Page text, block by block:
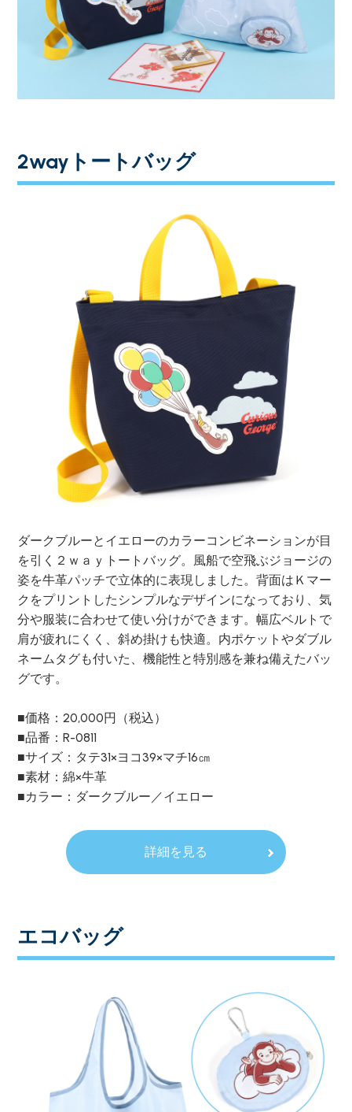
2wayトートバッグ
ダークブルーとイエローのカラーコンビネーションが目
を引く２ｗａｙトートバッグ。風船で空飛ぶジョージの
姿を牛革パッチで立体的に表現しました。背面はＫマー
クをプリントしたシンプルなデザインになっており、気
分や服装に合わせて使い分けができます。幅広ベルトで
肩が疲れにくく、斜め掛けも快適。内ポケットやダブル
ネームタグも付いた、機能性と特別感を兼ね備えたバッ
グです。
■価格：20,000円（税込）
■品番：R-0811
■サイズ：タテ31×ヨコ39×マチ16㎝
■素材：綿×牛革
■カラー：ダークブルー／イエロー
詳細を見る
エコバッグ